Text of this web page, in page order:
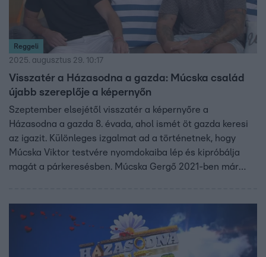
Reggeli
2025. augusztus 29. 10:17
Visszatér a Házasodna a gazda: Múcska család
újabb szereplője a képernyőn
Szeptember elsejétől visszatér a képernyőre a
Házasodna a gazda 8. évada, ahol ismét öt gazda keresi
az igazit. Különleges izgalmat ad a történetnek, hogy
Múcska Viktor testvére nyomdokaiba lép és kipróbálja
magát a párkeresésben. Múcska Gergő 2021-ben már
távol. Szeretné, ha szíve választottja nem a focistát látná
benne elsősorban. Nádai Anikó a Reggeliben kérdezte a
testvéreket, hogyan készítette fel Gergő Viktort a
párkeresős kalandra.